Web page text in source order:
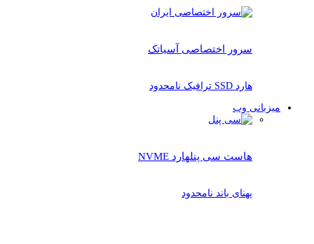
سرور اختصاصی آسیاتک
هارد SSD ترافیک نامحدود
میزبانی وب
هاست سی پنلهارد NVME
پهنای باند نامحدود